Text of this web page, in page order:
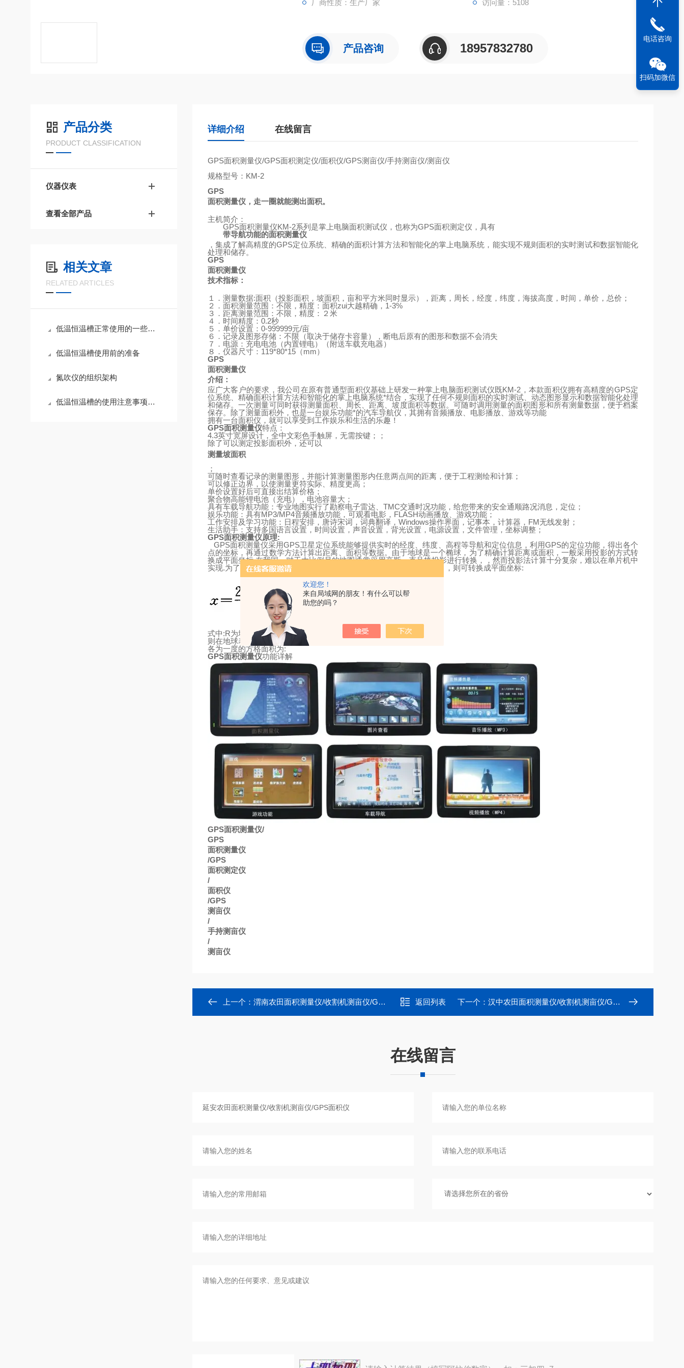
欢迎您！
来自局域网的朋友！有什么可以帮
助您的吗？
厂商性质：生产厂家 访问量：5108
产品咨询 18957832780
产品分类
PRODUCT CLASSIFICATION
仪器仪表
查看全部产品
相关文章
RELATED ARTICLES
低温恒温槽正常使用的一些特殊要求,不知道你有没有注意到
低温恒温槽使用前的准备
氮吹仪的组织架构
低温恒温槽的使用注意事项和使用方法
详细介绍 在线留言
GPS面积测量仪/GPS面积测定仪/面积仪/GPS测亩仪/手持测亩仪/测亩仪
规格型号： KM-2
GPS
面积测量仪，走一圈就能测出面积。
主机简介：
GPS面积测量仪KM-2系列是掌上电脑面积测试仪，也称为GPS面积测定仪，具有
带导航功能的面积测量仪
，集成了解高精度的GPS定位系统、精确的面积计算方法和智能化的掌上电脑系统，能实现不规则面积的实时测试和数据智能化
处理和储存。
GPS
面积测量仪
技术指标：
１．测量数据:面积（投影面积，坡面积，亩和平方米同时显示），距离，周长，经度，纬度，海拔高度，时间，单价，总价；
２．面积测量范围：不限，精度：面积zui大越精确， 1-3%
３．距离测量范围：不限，精度：２米
４．时间精度： 0.2秒
５．单价设置： 0-999999元/亩
６．记录及图形存储：不限（取决于储存卡容量），断电后原有的图形和数据不会消失
７．电源：充电电池（内置锂电）
（附送车载充电器）
８．仪器尺寸： 119*80*15（mm）
GPS
面积测量仪
介绍：
应广大客户的要求，我公司在原有普通型面积仪基础上研发一种掌上电脑面积测试仪既KM-2 ，本款面积仪拥有高精度的GPS定
位系统、精确面积计算方法和智能化的掌上电脑系统*结合，实现了任何不规则面积的实时测试、动态图形显示和数据智能化处理
和储存。一次测量可同时获得测量面积、周长、距离、坡度面积等数据。可随时调用测量的面积图形和所有测量数据，便于档案
保存。除了测量面积外，也是一台娱乐功能*的汽车导航仪，其拥有音频播放、电影播放、游戏等功能
拥有一台面积仪，就可以享受到工作娱乐和生活的乐趣！
GPS面积测量仪特点：
4.3英寸宽屏设计，全中文彩色手触屏，无需按键；；
除了可以测定投影面积外，还可以
测量坡面积
；
可随时查看记录的测量图形，并能计算测量图形内任意两点间的距离，便于工程测绘和计算；
可以修正边界，以使测量更符实际、精度更高；
单价设置好后可直接出结算价格；
聚合物高能锂电池（充电），电池容量大；
具有车载导航功能：专业地图实行了勘察电子雷达、 TMC交通时况功能，给您带来的安全通顺路况消息，定位；
娱乐功能：具有MP3/MP4音频播放功能，可观看电影， FLASH动画播放、游戏功能；
工作安排及学习功能：日程安排，唐诗宋词，词典翻译， Windows操作界面，记事本，计算器， FM无线发射；
生活助手：支持多国语言设置，时间设置，声音设置，背光设置，电源设置，文件管理，坐标调整；
GPS面积测量仪原理:
GPS面积测量仪采用GPS卫星定位系统能够提供实时的经度、纬度、高程等导航和定位信息，利用GPS的定位功能，得出各个
点的坐标，再通过数学方法计算出距离、面积等数据。由于地球是一个椭球，为了精确计算距离或面积，一般采用投影的方式转
换成平面坐标.在我国，对于大比例尺的地图通常采用高斯一克吕格投影进行转换，，然而投影法计算十分复杂，难以在单片机中
实现.为了简化计算，我们将地球视为正球体。取地 ，则可转换成平面坐标:
式中:R为地球半径，x 为经度 /m,y
则 在地球表面
经度处，经度差、纬度差
各为一度的方格面积为:
GPS面积测量仪功能详解
GPS面积测量仪/
GPS
面积测量仪
/GPS
面积测定仪
/
面积仪
/GPS
测亩仪
/
手持测亩仪
/
测亩仪
上一个： 渭南农田面积测量仪/收割机测亩仪/GPS面积仪 返回列表 下一个： 汉中农田面积测量仪/收割机测亩仪/GPS面积仪
在线留言
电话咨询
扫码加微信